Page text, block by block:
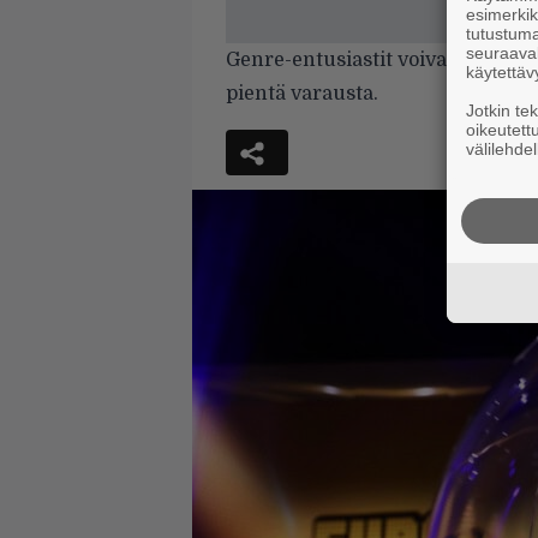
Genre-entusiastit voivat saada
pientä varausta.
Jotkin